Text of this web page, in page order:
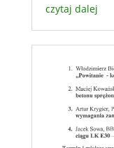
czytaj dalej